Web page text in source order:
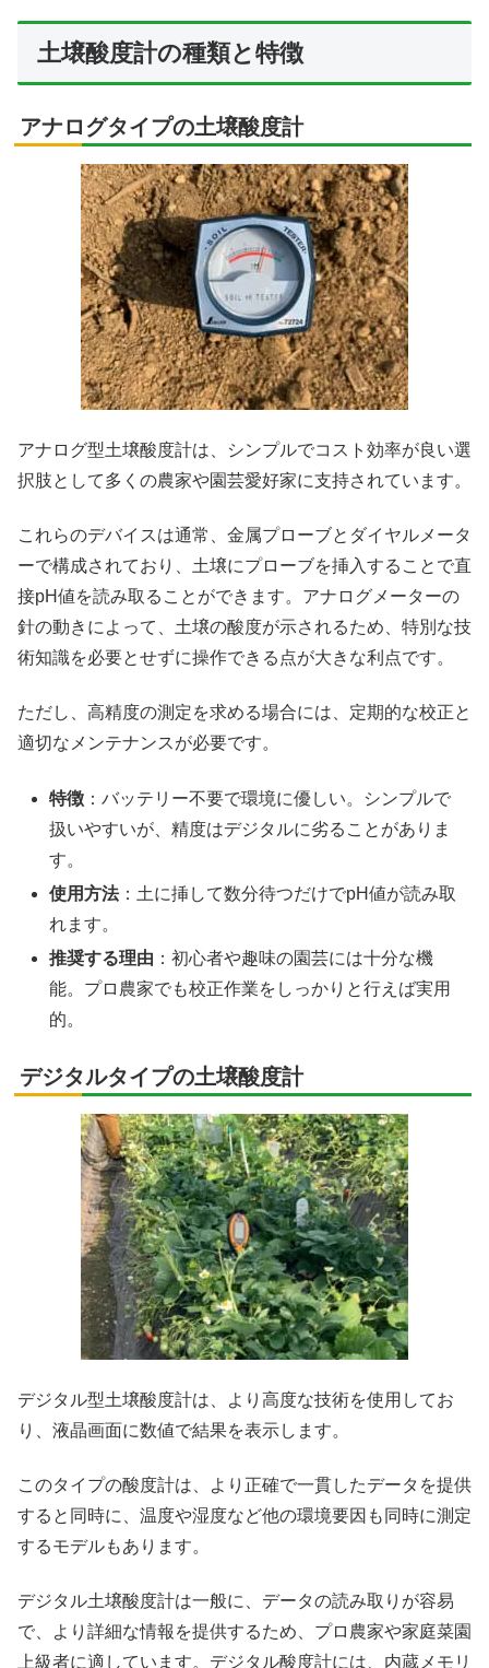
土壌酸度計の種類と特徴
アナログタイプの土壌酸度計
アナログ型土壌酸度計は、シンプルでコスト効率が良い選
択肢として多くの農家や園芸愛好家に支持されています。
これらのデバイスは通常、金属プローブとダイヤルメータ
ーで構成されており、土壌にプローブを挿入することで直
接pH値を読み取ることができます。アナログメーターの
針の動きによって、土壌の酸度が示されるため、特別な技
術知識を必要とせずに操作できる点が大きな利点です。
ただし、高精度の測定を求める場合には、定期的な校正と
適切なメンテナンスが必要です。
特徴 ：バッテリー不要で環境に優しい。シンプルで
扱いやすいが、精度はデジタルに劣ることがありま
す。
使用方法：土に挿して数分待つだけでpH値が読み取
れます。
推奨する理由 ：初心者や趣味の園芸には十分な機
能。プロ農家でも校正作業をしっかりと行えば実用
的。
デジタルタイプの土壌酸度計
デジタル型土壌酸度計は、より高度な技術を使用してお
り、液晶画面に数値で結果を表示します。
このタイプの酸度計は、より正確で一貫したデータを提供
すると同時に、温度や湿度など他の環境要因も同時に測定
するモデルもあります。
デジタル土壌酸度計は一般に、データの読み取りが容易
で、より詳細な情報を提供するため、プロ農家や家庭菜園
上級者に適しています。デジタル酸度計には、内蔵メモリ